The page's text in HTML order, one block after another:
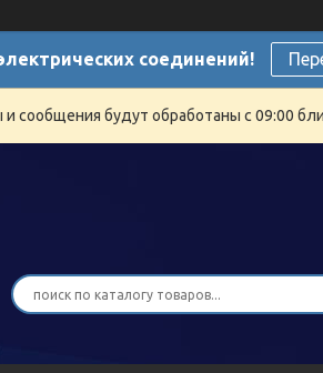
соединений!
сообщения будут обработаны с 09:00